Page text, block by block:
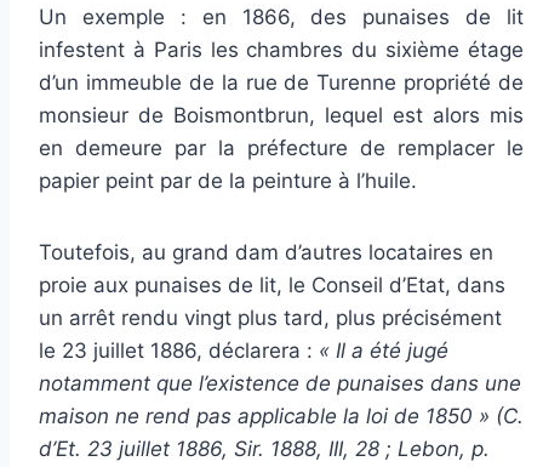
Un exemple : en 1866, des punaises de lit
infestent à Paris les chambres du sixième étage
d’un immeuble de la rue de Turenne propriété de
monsieur de Boismontbrun, lequel est alors mis
en demeure par la préfecture de remplacer le
papier peint par de la peinture à l’huile.
Toutefois, au grand dam d’autres locataires en
proie aux punaises de lit, le Conseil d’Etat, dans
un arrêt rendu vingt plus tard, plus précisément
le 23 juillet 1886, déclarera : « Il a été jugé
notamment que l’existence de punaises dans une
maison ne rend pas applicable la loi de 1850 » (C.
d’Et. 23 juillet 1886, Sir. 1888, III, 28 ; Lebon, p.